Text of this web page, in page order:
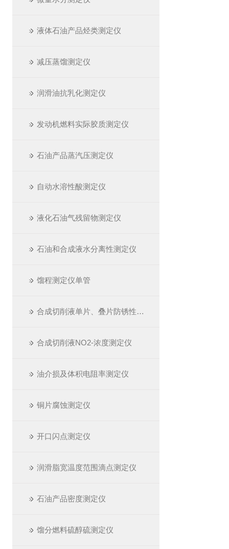
液体石油产品烃类测定仪
减压蒸馏测定仪
润滑油抗乳化测定仪
发动机燃料实际胶质测定仪
石油产品蒸汽压测定仪
自动水溶性酸测定仪
液化石油气残留物测定仪
石油和合成液水分离性测定仪
馏程测定仪单管
合成切削液单片、叠片防锈性测定仪
合成切削液NO2-浓度测定仪
油介损及体积电阻率测定仪
铜片腐蚀测定仪
开口闪点测定仪
润滑脂宽温度范围滴点测定仪
石油产品密度测定仪
馏分燃料硫醇硫测定仪